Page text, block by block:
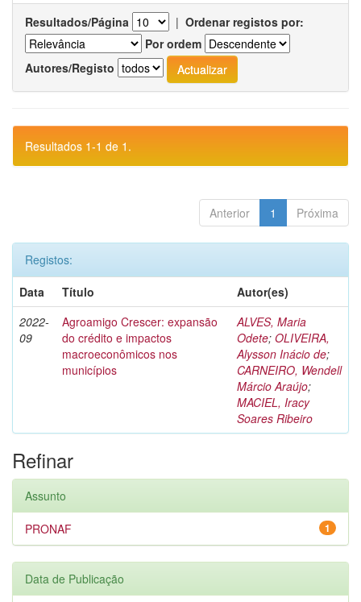
Resultados/Página | Ordenar registos por:
Por ordem
Autores/Registo
Resultados 1-1 de 1.
Anterior 1 Próxima
Registos:
Data
Título
Autor(es)
2022-
09
Agroamigo Crescer: expansão
do crédito e impactos
macroeconômicos nos
municípios
ALVES, Maria
Odete; OLIVEIRA,
Alysson Inácio de;
CARNEIRO, Wendell
Márcio Araújo;
MACIEL, Iracy
Soares Ribeiro
Refinar
Assunto
1
PRONAF
Data de Publicação